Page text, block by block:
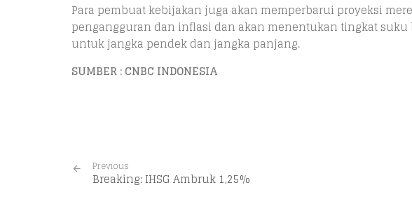
Para pembuat kebijakan juga akan memperbarui proyeksi
pengangguran dan inflasi dan akan menentukan tingkat
untuk jangka pendek dan jangka panjang.
SUMBER : CNBC INDONESIA
Previous
Breaking: IHSG Ambruk 1,25%